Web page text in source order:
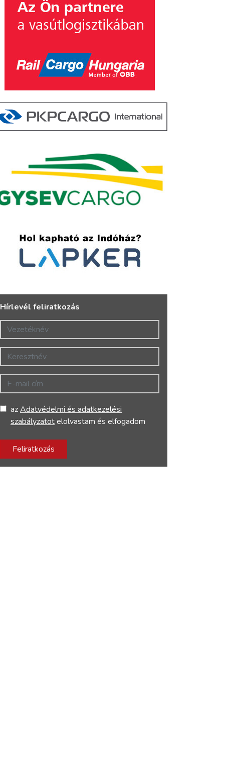
Hírlevél feliratkozás
Vezetéknév
Keresztnév
E-mail cím
azAdatvédelmi és adatkezelési
szabályzatotelolvastam és elfogadom
Feliratkozás